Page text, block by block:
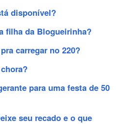
disponível?
filha da Blogueirinha?
carregar no 220?
para uma festa de 50
seu recado e o que